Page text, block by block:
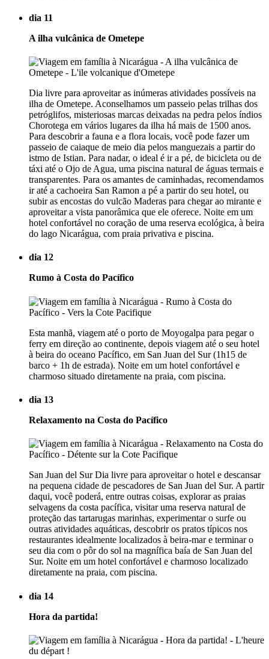
dia 11
A ilha vulcânica de Ometepe
Dia livre para aproveitar as inúmeras atividades possíveis na
ilha de Ometepe. Aconselhamos um passeio pelas trilhas dos
petróglifos, misteriosas marcas deixadas na pedra pelos índios
Chorotega em vários lugares da ilha há mais de 1500 anos.
Para descobrir a fauna e a flora locais, você pode fazer um
passeio de caiaque de meio dia pelos manguezais a partir do
istmo de Istian. Para nadar, o ideal é ir a pé, de bicicleta ou de
táxi até o Ojo de Agua, uma piscina natural de águas termais e
transparentes. Para os amantes de caminhadas, recomendamos
ir até a cachoeira San Ramon a pé a partir do seu hotel, ou
subir as encostas do vulcão Maderas para chegar ao mirante e
aproveitar a vista panorâmica que ele oferece. Noite em um
hotel confortável no coração de uma reserva ecológica, à beira
do lago Nicarágua, com praia privativa e piscina.
dia 12
Rumo à Costa do Pacífico
Esta manhã, viagem até o porto de Moyogalpa para pegar o
ferry em direção ao continente, depois viagem até o seu hotel
à beira do oceano Pacífico, em San Juan del Sur (1h15 de
barco + 1h de estrada). Noite em um hotel confortável e
charmoso situado diretamente na praia, com piscina.
dia 13
Relaxamento na Costa do Pacífico
San Juan del Sur Dia livre para aproveitar o hotel e descansar
na pequena cidade de pescadores de San Juan del Sur. A partir
daqui, você poderá, entre outras coisas, explorar as praias
selvagens da costa pacífica, visitar uma reserva natural de
proteção das tartarugas marinhas, experimentar o surfe ou
outras atividades aquáticas, descobrir os pratos típicos nos
restaurantes idealmente localizados à beira-mar e terminar o
seu dia com o pôr do sol na magnífica baía de San Juan del
Sur. Noite em um hotel confortável e charmoso localizado
diretamente na praia, com piscina.
dia 14
Hora da partida!